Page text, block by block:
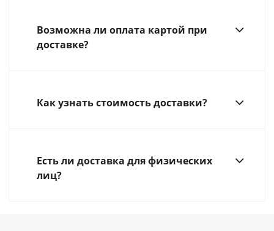
Возможна ли оплата картой при
доставке?
Как узнать стоимость доставки?
Есть ли доставка для физических
лиц?